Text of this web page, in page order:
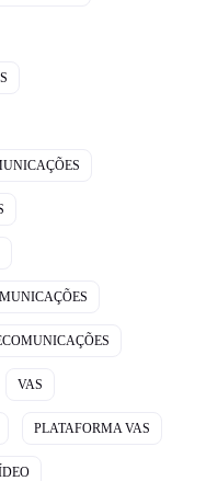
VAS
PLATAFORMA VAS